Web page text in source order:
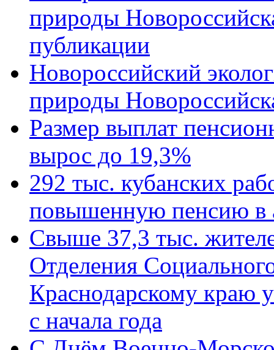
природы
публикации
Новороссийский
природы
Размер выплат
вырос до 19,3%
292 тыс. кубанских
повышенную пенсию в
Свыше 37,3 тыс.
Отделения
Краснодарскому краю
с начала года